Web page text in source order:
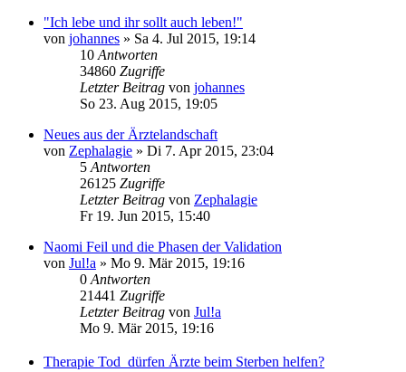
"Ich lebe und ihr sollt auch leben!"
von johannes » Sa 4. Jul 2015, 19:14
10 Antworten
34860 Zugriffe
Letzter Beitrag von johannes
So 23. Aug 2015, 19:05
Neues aus der Ärztelandschaft
von Zephalagie » Di 7. Apr 2015, 23:04
5 Antworten
26125 Zugriffe
Letzter Beitrag von Zephalagie
Fr 19. Jun 2015, 15:40
Naomi Feil und die Phasen der Validation
von Jul!a » Mo 9. Mär 2015, 19:16
0 Antworten
21441 Zugriffe
Letzter Beitrag von Jul!a
Mo 9. Mär 2015, 19:16
Therapie Tod  dürfen Ärzte beim Sterben helfen?